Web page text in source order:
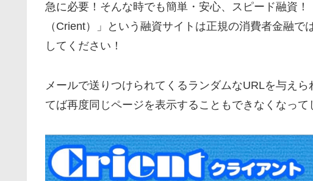
急に必要！そんな時でも簡単・安心、スピード融資
（Crient）」という融資サイトは正規の消費者金融
してください！
メールで送りつけられてくるランダムなURLを与え
てば再度同じページを表示することもできなくなって